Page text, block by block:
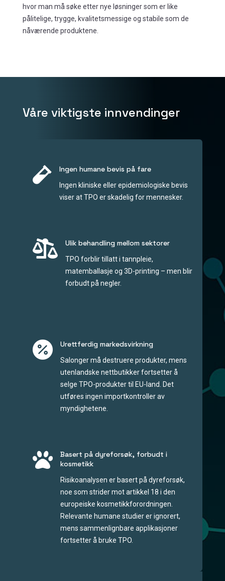
hvor man må søke etter nye løsninger som er like
pålitelige, trygge, kvalitetsmessige og stabile som de
nåværende produktene.
Våre viktigste innvendinger
 Ingen humane bevis på fare
Ingen kliniske eller epidemiologiske bevis
viser at TPO er skadelig for mennesker.
 Ulik behandling mellom sektorer
TPO forblir tillatt i tannpleie,
matemballasje og 3D-printing – men blir
forbudt på negler.
 Urettferdig markedsvirkning
Salonger må destruere produkter, mens
utenlandske nettbutikker fortsetter å
selge TPO-produkter til EU-land. Det
utføres ingen importkontroller av
myndighetene.

Basert på dyreforsøk, forbudt i
kosmetikk
Risikoanalysen er basert på dyreforsøk,
noe som strider mot artikkel 18 i den
europeiske kosmetikkforordningen.
Relevante humane studier er ignorert,
mens sammenlignbare applikasjoner
fortsetter å bruke TPO.